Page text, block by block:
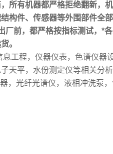
所有机器都严格拒绝翻新，
构件、传感器等外围部件全
前，都严格按指标测试，*
。
工程，仪器仪表，色谱仪器
天平，水份测定仪等相关分
，光纤光谱仪，液相冲洗泵